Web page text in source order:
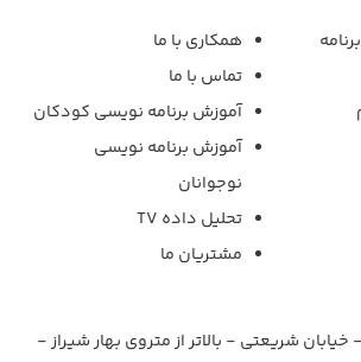
همکاری با ما
تماس با ما
آموزش برنامه نویسی کودکان
آموزش برنامه نویسی
نوجوانان
تحلیل داده TV
مشتریان ما
شریعتی - بالاتر از متروی بهار شیراز -